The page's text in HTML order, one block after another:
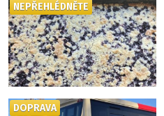
NEPŘEHLÉDNĚTE
DOPRAVA